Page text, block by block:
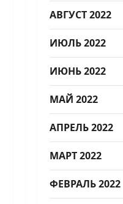
АВГУСТ 2022
ИЮЛЬ 2022
ИЮНЬ 2022
МАЙ 2022
АПРЕЛЬ 2022
МАРТ 2022
ФЕВРАЛЬ 2022